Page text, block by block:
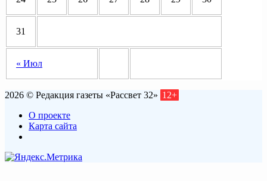
« Июл
31
2026 © Редакция газеты «Рассвет 32» 12+
О проекте
Карта сайта